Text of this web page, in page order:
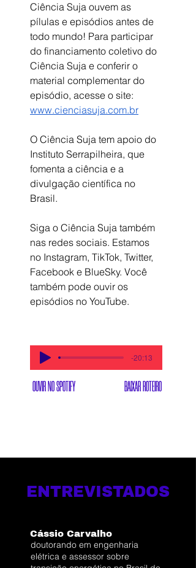
Ciência Suja ouvem as
pílulas e episódios antes de
todo mundo! Para participar
do financiamento coletivo do
Ciência Suja e conferir o
material complementar do
episódio, acesse o site:
www.cienciasuja.com.br
O Ciência Suja tem apoio do
Instituto Serrapilheira, que
fomenta a ciência e a
divulgação científica no
Brasil.
Siga o Ciência Suja também
nas redes sociais. Estamos
no Instagram, TikTok, Twitter,
Facebook e BlueSky. Você
também pode ouvir os
episódios no YouTube.
-20:13
OUVIR NO SPOTIFY BAIXAR ROTEIRO
ENTREVISTADOS
Cássio Carvalho
doutorando em engenharia
elétrica e assessor sobre